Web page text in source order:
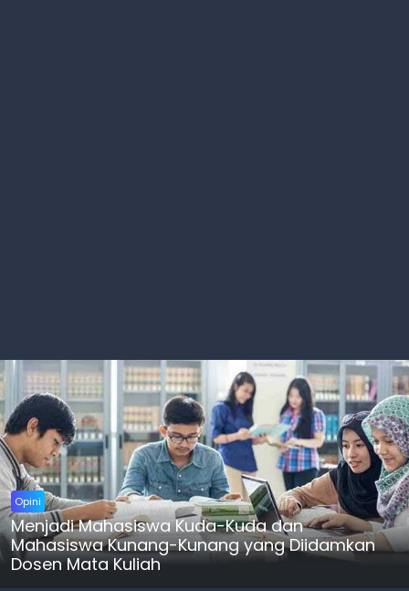
Opini
Menjadi Mahasiswa Kuda-Kuda dan
Mahasiswa Kunang-Kunang yang Diidamkan
Dosen Mata Kuliah